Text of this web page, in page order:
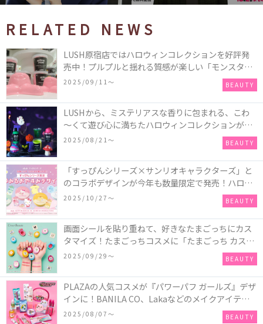
RELATED NEWS
LUSH原宿店ではハロウィンコレクションを好評発
売中！プルプルと揺れる質感が楽しい「モンスター
オクトパス」や定番の「ゴースティー」「パンキン
2025/09/11〜 BEAUTY
LUSHから、ミステリアスな香りに包まれる、こわ
～くて遊び心に満ちたハロウィンコレクションが新
発売！頭と胴体に分かれたバスアイテムを組み合わ
せてキャラクターを完成させる新作「モンスター・
マッシュアップ」シリーズなど♪
2025/08/21〜 BEAUTY
「すっぴんシリーズ×サンリオキャラクターズ」と
のコラボデザインが今年も数量限定で発売！ハロー
キティ、ポムポムプリン、ポチャッコ、ハンギョド
2025/10/27〜 BEAUTY
画面シールを貼り重ねて、好きなたまごっちにカス
タマイズ！たまごっちコスメに「たまごっち カスタ
ム!!リップ＆チーク」が新登場
2025/09/29〜 BEAUTY
PLAZAの人気コスメが『パワーパフ ガールズ』デザ
インに！BANILA CO、Lakaなどのメイクアイテム
に、＆honeyやSign+などのヘアアイテム、VTや
2025/08/07〜 BEAUTY